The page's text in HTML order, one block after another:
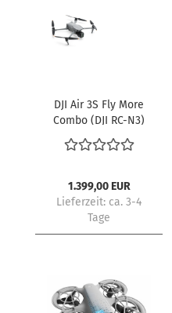
DJI Air 3S Fly More
Combo (DJI RC-N3)
1.399,00 EUR
Lieferzeit: ca. 3-4
Tage